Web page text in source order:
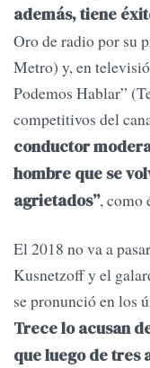
además, tiene
Oro de radio por su
Metro) y, en
Podemos Hablar”
competitivos del
conductor
hombre que se
agrietados”, como
El 2018 no va a
Kusnetzoff y el
se pronunció en los
Trece lo acusan
que luego de tres